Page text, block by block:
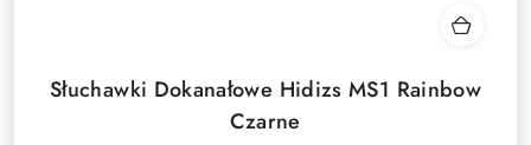
Słuchawki Dokanałowe Hidizs MS1 Rainbow
Czarne